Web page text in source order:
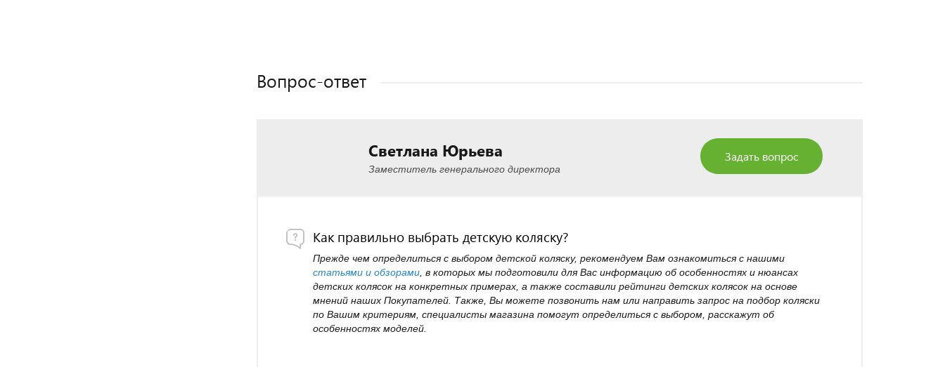
Вопрос-ответ
Светлана Юрьева
Заместитель генерального директора
Задать вопрос
Как правильно выбрать детскую коляску?
Прежде чем определиться с выбором детской коляску, рекомендуем Вам ознакомиться с нашими
статьями и обзорами , в которых мы подготовили для Вас информацию об особенностях и нюансах
детских колясок на конкретных примерах, а также составили рейтинги детских колясок на основе
мнений наших Покупателей. Также, Вы можете позвонить нам или направить запрос на подбор коляски
по Вашим критериям, специалисты магазина помогут определиться с выбором, расскажут об
особенностях моделей.